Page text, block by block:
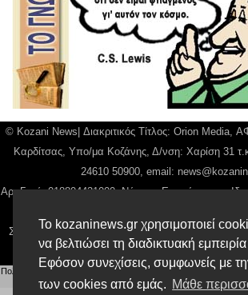
Το kozaninews.gr χρησιμοποιεί
να βελτιώσει τη διαδικτυακή
Εφόσον συνεχίσεις, συμφωνείς με
των cookies από εμάς. Μάθε
© Kozani News| Διακριτικός Τίτλος: Orion
Καρδίτσας, Υπο/μα Κοζάνης, Δ/νση: Χαρίση 31
24610 50900, email:
Αρ. Γεμή: 018804431000, Νόμιμος Εκπρόσωπος,
Παναγιώτης Φιλίππου, Διευθύντρια: Γιαννουσά
Σύνταξης: Μπαλαμπάνη Βασιλική. Δικαιούχος
Φιλίππου
Πολιτική απορρήτου Αίτηση Διαχείρισης Προσωπικών
Συμμόρφωσης